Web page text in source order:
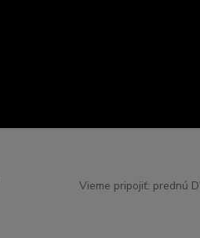
Vieme pripojiť: prednú